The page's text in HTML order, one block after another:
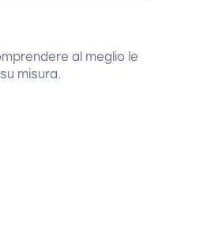
al meglio le
misura.